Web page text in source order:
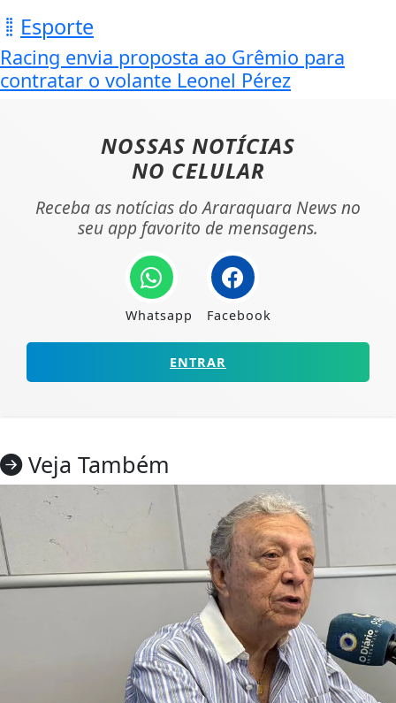
Esporte
Racing envia proposta ao Grêmio para
contratar o volante Leonel Pérez
NOSSAS NOTÍCIAS
NO CELULAR
Receba as notícias do Araraquara News no
seu app favorito de mensagens.
Whatsapp Facebook
ENTRAR
Veja Também